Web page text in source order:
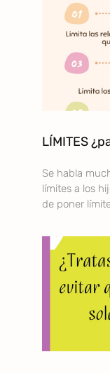
LÍMITES
Se habla
límites a los
de poner